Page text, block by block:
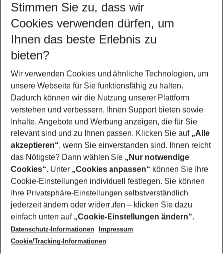
Abflughafen wählen
Beliebiger Abflughafen
Reisezeitraum wählen
07.08.26– 05.08.27 5-8 Nächte
2 Erwachsene Keine Kinder
Mehr Filter anzeigen
Footer
Footer navigation
Über uns
AGB
Cookie-Einstellungen ändern
Cookie-Richtlinie
Datenschutz
Service & Hilfe
Barrierefreies Reisen
Check-in
Folgen Sie uns
Stimmen Sie zu, dass wir
Cookies verwenden dürfen, um
Ihnen das beste Erlebnis zu
bieten?
Wir verwenden Cookies und ähnliche Technologien, um
unsere Webseite für Sie funktionsfähig zu halten.
Dadurch können wir die Nutzung unserer Plattform
verstehen und verbessern, Ihnen Support bieten sowie
Inhalte, Angebote und Werbung anzeigen, die für Sie
relevant sind und zu Ihnen passen. Klicken Sie auf „Alle
akzeptieren“, wenn Sie einverstanden sind. Ihnen reicht
das Nötigste? Dann wählen Sie „Nur notwendige
Cookies“. Unter „Cookies anpassen“ können Sie Ihre
Cookie-Einstellungen individuell festlegen. Sie können
Ihre Privatsphäre-Einstellungen selbstverständlich
jederzeit ändern oder widerrufen – klicken Sie dazu
einfach unten auf „Cookie-Einstellungen ändern“.
Datenschutz-Informationen
Impressum
Cookie/Tracking-Informationen